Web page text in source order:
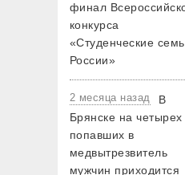
финал
конкурса
«Студенческие
России»
2 месяца назад
В
Брянске на четырех
попавших в
медвытрезвитель
мужчин приходится